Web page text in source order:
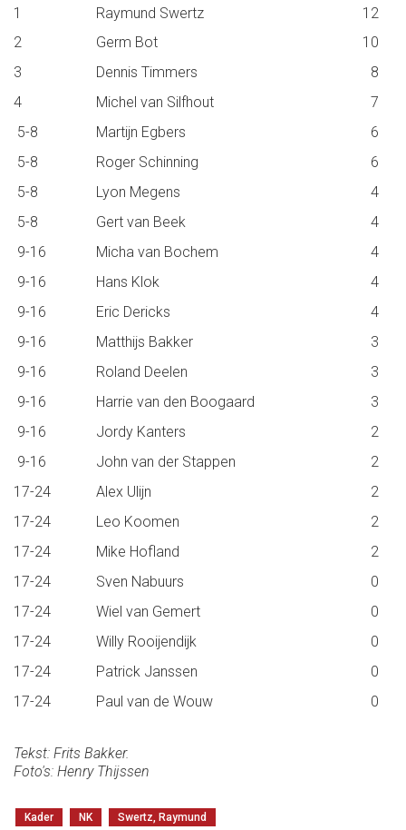
1 Raymund Swertz
12
2
Germ Bot
10
3
Dennis Timmers
8
4
Michel van Silfhout
7
5-8
Martijn Egbers
6
5-8
Roger Schinning
6
5-8
Lyon Megens
4
5-8
Gert van Beek
4
9-16
Micha van Bochem
4
9-16
Hans Klok
4
9-16
Eric Dericks
4
9-16
Matthijs Bakker
3
9-16
Roland Deelen
3
9-16
Harrie van den Boogaard
3
9-16
Jordy Kanters
2
9-16
John van der Stappen
2
17-24
Alex Ulijn
2
17-24
Leo Koomen
2
17-24
Mike Hofland
2
17-24
Sven Nabuurs
0
17-24
Wiel van Gemert
0
17-24
Willy Rooijendijk
0
17-24
Patrick Janssen
0
17-24
Paul van de Wouw 0
Tekst: Frits Bakker.
Foto's: Henry Thijssen
Kader NK Swertz, Raymund